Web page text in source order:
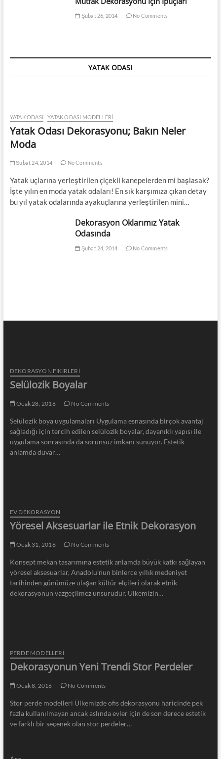
Şubat 26, 2014 No Comments
YATAK ODASI
YATAK ODASI YATAK ODASI MODELLERI
Yatak Odası Dekorasyonu; Bakın Neler
Moda
Şubat 24, 2014 No Comments
Yatak uçlarına yerleştirilen çiçekli kanepelerden mi başlasak?
İşte yılın en moda yatak odaları! En sık karşımıza çıkan detay
bu yıl yatak odalarında ayakuçlarına yerleştirilen mini…
Dekorasyon Oklarımız Yatak
Odasında
Şubat 24, 2014 No Comments
DEKORASYON FİKİRLERİ
Selülozik Boyalar
Ocak 28, 2016 No Comments
Selülozik boya uygulamaları Uygulama esnasında birçok avantaj
sağladığı için tercih edilen selülozik boyalar, dayanıklı yapısı ile
uygulama sonrasında da sorunsuz imkanı sunuyor. Estetik
anlamda duvar…
EV DEKORASYON
Yöresel Aksesuarlar ile Etnik Dekorasyon
Ocak 31, 2016 No Comments
Konsept mekan tasarımına estetik anlamda büyük katkı sağlayan
yöresel aksesuarlar, Anadolu’nun binlerce yıllık medeniyet
tarihinden günümüze ulaşan kültür elçileri olarak etnik
dekorasyonun vazgeçilmez unsurudur. Ülkemizin…
PERDE MODELLERI
Dekorasyonun Yeni Trendi Stor Perdeler
Ocak 8, 2016 No Comments
Stor perde modelleri Ülkemizde ofis dekorasyonu haricinde pek
fazla kullanılmayan ancak aslında evler için de son derece estetik
ve farklı bir seçenek olan stor perdeler…